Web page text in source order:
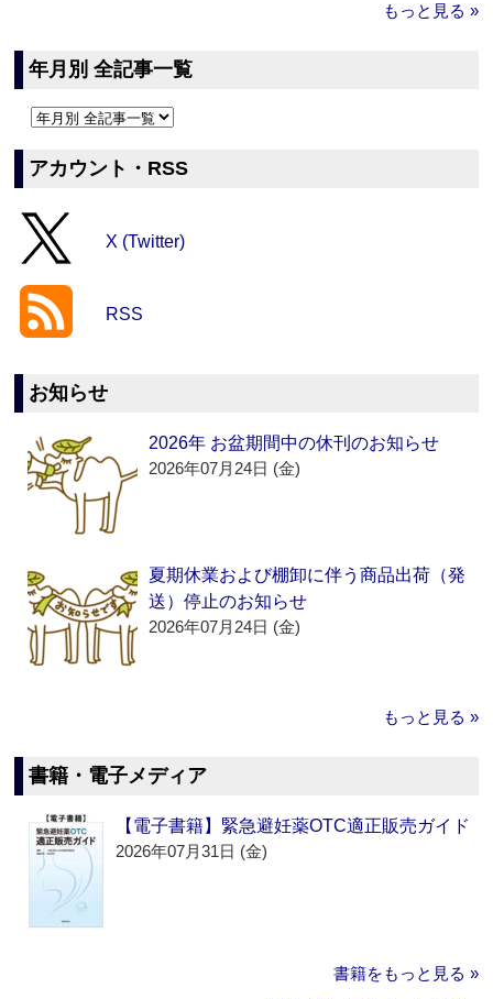
もっと見る »
年月別 全記事一覧
アカウント・RSS
X (Twitter)
RSS
お知らせ
2026年 お盆期間中の休刊のお知らせ
2026年07月24日 (金)
夏期休業および棚卸に伴う商品出荷（発
送）停止のお知らせ
2026年07月24日 (金)
もっと見る »
書籍・電子メディア
【電子書籍】緊急避妊薬OTC適正販売ガイド
2026年07月31日 (金)
書籍をもっと見る »